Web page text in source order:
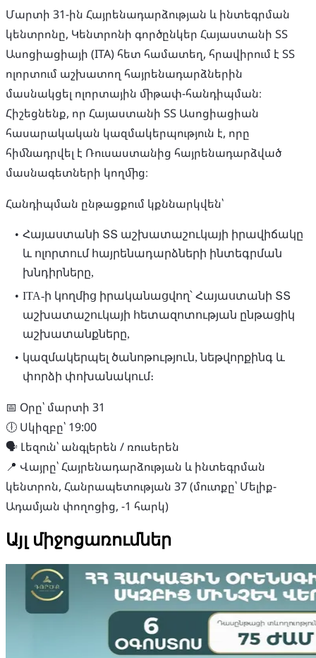
Մարտի 31-ին Հայրենադարձության և ինտեգրման
կենտրոնը, Կենտրոնի գործընկեր Հայաստանի ՏՏ
Ասոցիացիայի (ITA) հետ համատեղ, հրավիրում է ՏՏ
ոլորտում աշխատող հայրենադարձներին
մասնակցել ոլորտային միթափ-հանդիպման։
Հիշեցնենք, որ Հայաստանի ՏՏ Ասոցիացիան
հասարակական կազմակերպություն է, որը
հիմնադրվել է Ռուսաստանից հայրենադարձված
մասնագետների կողմից։
Հանդիպման ընթացքում կքննարկվեն՝
Հայաստանի ՏՏ աշխատաշուկայի իրավիճակը
և ոլորտում հայրենադարձների ինտեգրման
խնդիրները,
ITA-ի կողմից իրականացվող՝ Հայաստանի ՏՏ
աշխատաշուկայի հետազոտության ընթացիկ
աշխատանքները,
կազմակերպել ծանոթություն, նեթվորքինգ և
փորձի փոխանակում։
📅 Օրը՝ մարտի 31
🕕 Սկիզբը՝ 19:00
🗣️ Լեզուն՝ անգլերեն / ռուսերեն
📍 Վայրը՝ Հայրենադարձության և ինտեգրման
կենտրոն, Հանրապետության 37 (մուտքը՝ Մելիք-
Ադամյան փողոցից, -1 հարկ)
Այլ միջոցառումներ